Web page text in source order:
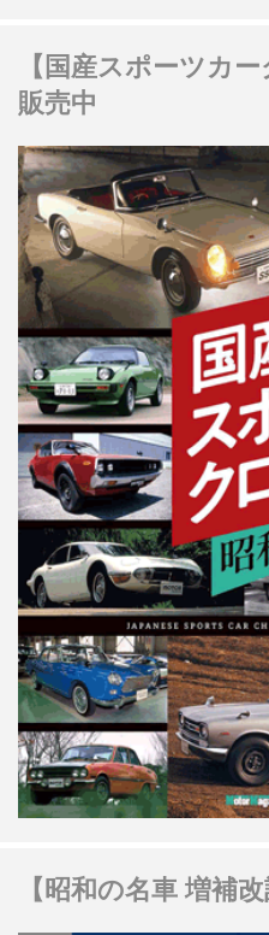
【国産スポーツカ
販売中
【昭和の名車 増補